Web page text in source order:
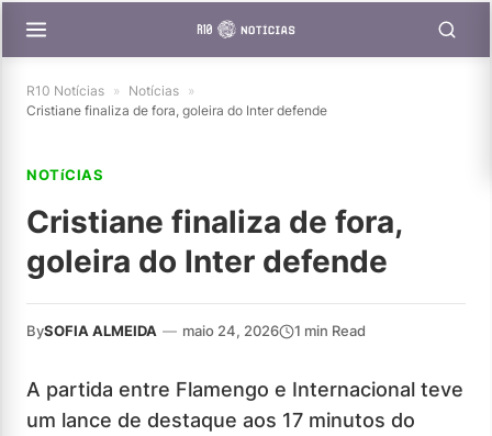
R10 Notícias » Notícias »
Cristiane finaliza de fora, goleira do Inter defende
NOTíCIAS
Cristiane finaliza de fora,
goleira do Inter defende
BySOFIA ALMEIDA — maio 24, 2026 1 min Read
A partida entre Flamengo e Internacional teve
um lance de destaque aos 17 minutos do